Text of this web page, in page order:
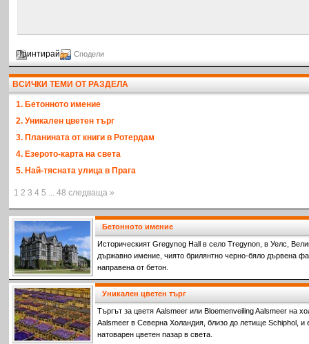
Принтирай Сподели
ВСИЧКИ ТЕМИ ОТ РАЗДЕЛА
1. Бетонното имение
2. Уникален цветен търг
3. Планината от книги в Ротердам
4. Езерото-карта на света
5. Най-тясната улица в Прага
1 2 3 4 5 ... 48 следваща »
Бетонното имение
Историческият Gregynog Hall в село Tregynon, в Уелс,
държавно имение, чиято брилянтно черно-бяло дървена
направена от бетон.
Уникален цветен търг
Търгът за цветя Aalsmeer или Bloemenveiling Aalsmeer на
Aalsmeer в Северна Холандия, близо до летище Schiphol, и
натоварен цветен пазар в света.